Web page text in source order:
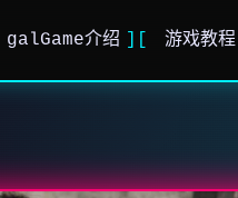
galGame介绍 游戏教程